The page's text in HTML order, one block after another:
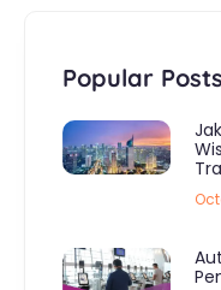
Popular Posts